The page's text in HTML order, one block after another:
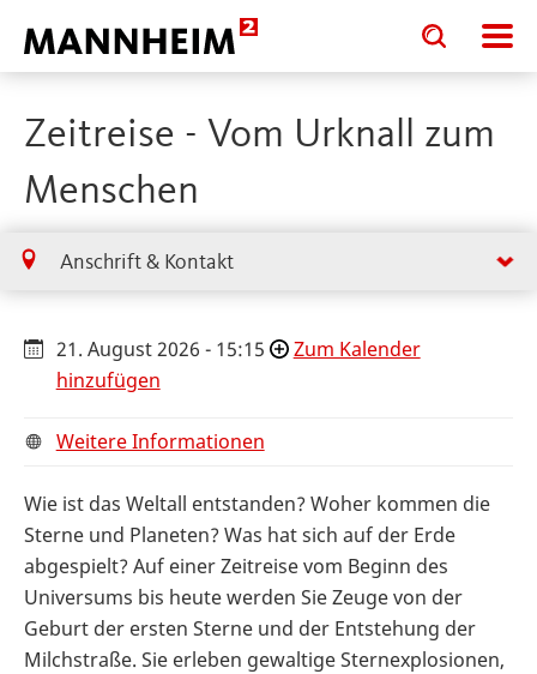
Toggle
search
input
Toggle
search
input
Zeitreise - Vom Urknall zum
Menschen
Anschrift & Kontakt
21. August 2026 - 15:15
Zum Kalender
hinzufügen
Weitere Informationen
Wie ist das Weltall entstanden? Woher kommen die
Sterne und Planeten? Was hat sich auf der Erde
abgespielt? Auf einer Zeitreise vom Beginn des
Universums bis heute werden Sie Zeuge von der
Geburt der ersten Sterne und der Entstehung der
Milchstraße. Sie erleben gewaltige Sternexplosionen,